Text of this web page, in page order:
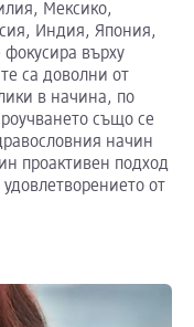
Мексико,
Индия, Япония,
върху
са доволни от
в начина, по
също се
начин
проактивен подход
от